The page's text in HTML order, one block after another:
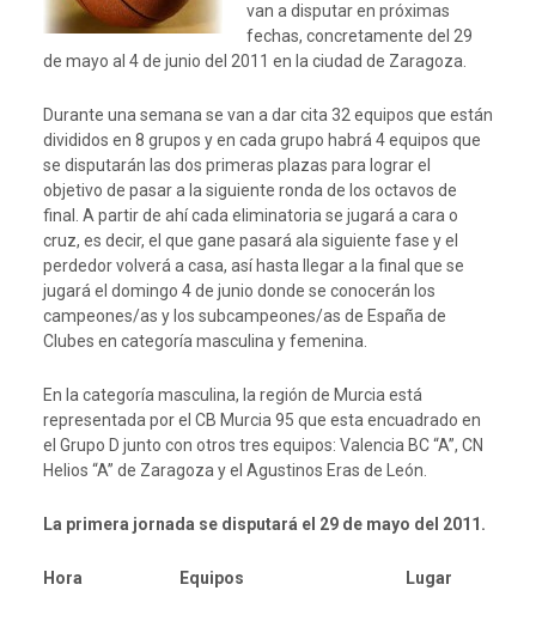
van a disputar en próximas
fechas, concretamente del 29
de mayo al 4 de junio del 2011 en la ciudad de Zaragoza.
Durante una semana se van a dar cita 32 equipos que están
divididos en 8 grupos y en cada grupo habrá 4 equipos que
se disputarán las dos primeras plazas para lograr el
objetivo de pasar a la siguiente ronda de los octavos de
final. A partir de ahí cada eliminatoria se jugará a cara o
cruz, es decir, el que gane pasará ala siguiente fase y el
perdedor volverá a casa, así hasta llegar a la final que se
jugará el domingo 4 de junio donde se conocerán los
campeones/as y los subcampeones/as de España de
Clubes en categoría masculina y femenina.
En la categoría masculina, la región de Murcia está
representada por el CB Murcia 95 que esta encuadrado en
el Grupo D junto con otros tres equipos: Valencia BC “A”, CN
Helios “A” de Zaragoza y el Agustinos Eras de León.
La primera jornada se disputará el 29 de mayo del 2011.
Hora Equipos Lugar